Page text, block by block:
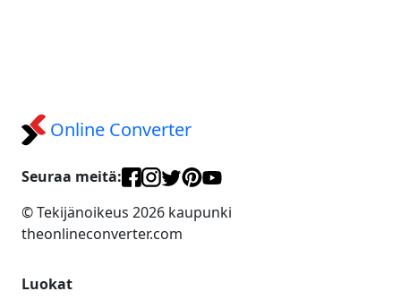
Online Converter
Seuraa meitä:
© Tekijänoikeus 2026 kaupunki
theonlineconverter.com
Luokat